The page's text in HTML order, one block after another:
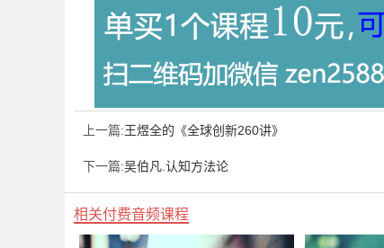
上一篇:王煜全的《全球创新260讲》
下一篇:吴伯凡.认知方法论
相关付费音频课程